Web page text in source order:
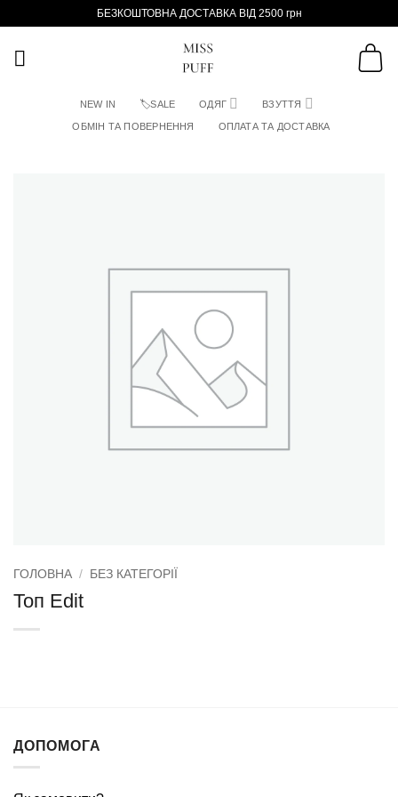
БЕЗКОШТОВНА ДОСТАВКА ВІД 2500 грн
NEW IN 🏷SALE ОДЯГ ВЗУТТЯ
ОБМІН ТА ПОВЕРНЕННЯ ОПЛАТА ТА ДОСТАВКА
ГОЛОВНА / БЕЗ КАТЕГОРІЇ
Топ Edit
ДОПОМОГА